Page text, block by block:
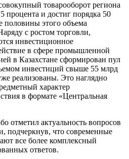
товарооборот региона
процента и достиг порядка 50
этого объема
с ростом торговли,
инвестиционное
в сфере промышленной
в Казахстане сформирован пул
инвестиций свыше 55 млрд
реализованы. Это наглядно
характер
в формате «Центральная
отметил актуальность вопросов
подчеркнув, что современные
все более комплексный
ответов.